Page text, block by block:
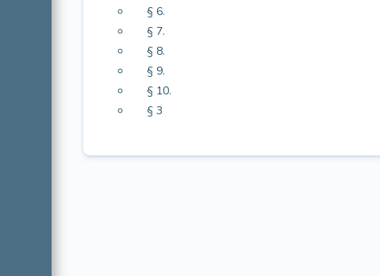
§ 6.
§ 7.
§ 8.
§ 9.
§ 10.
§ 3